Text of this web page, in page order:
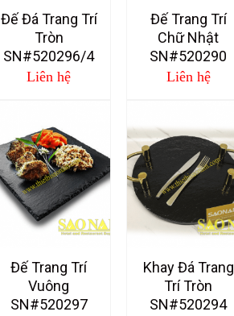
Đế Đá Trang Trí
Tròn
SN#520296/4
Liên hệ
Đế Trang Trí
Chữ Nhật
SN#520290
Liên hệ
Đế Trang Trí
Vuông
SN#520297
Khay Đá Trang
Trí Tròn
SN#520294